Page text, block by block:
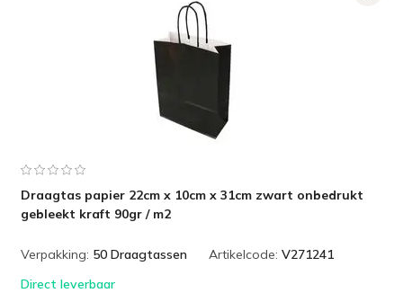
Draagtas papier 22cm x 10cm x 31cm zwart onbedrukt
gebleekt kraft 90gr / m2
Verpakking: 50 Draagtassen Artikelcode: V271241
Direct leverbaar